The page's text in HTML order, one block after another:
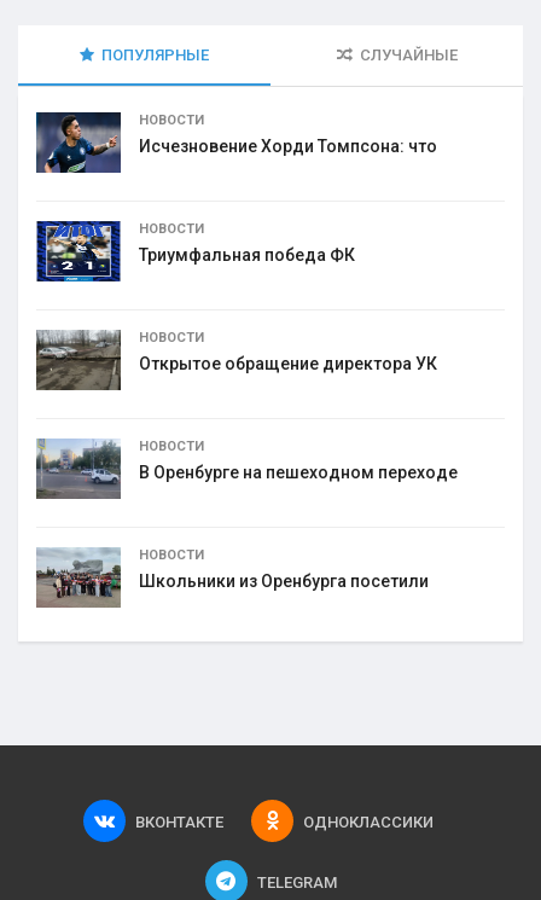
ПОПУЛЯРНЫЕ СЛУЧАЙНЫЕ
НОВОСТИ
Исчезновение Хорди Томпсона: что
НОВОСТИ
Триумфальная победа ФК
НОВОСТИ
Открытое обращение директора УК
НОВОСТИ
В Оренбурге на пешеходном переходе
НОВОСТИ
Школьники из Оренбурга посетили
ВКОНТАКТЕ ОДНОКЛАССИКИ
TELEGRAM